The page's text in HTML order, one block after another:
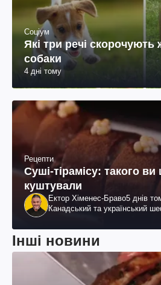
Соціум
Які три речі скорочують
собаки
4 дні тому
Рецепти
Суші-тірамісу: такого
куштували
Ектор Хіменес-Браво5 днів
Канадський та український
Інші новини